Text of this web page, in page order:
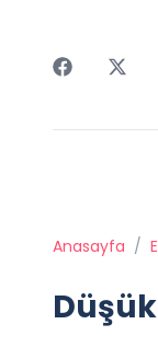
Anasayfa /